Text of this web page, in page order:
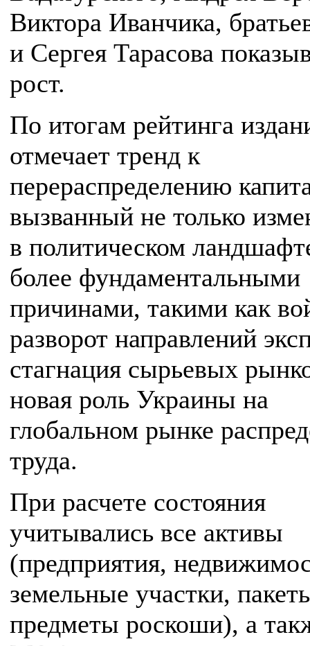
Виктора Иванчика,
и Сергея Тарасова
рост.
По итогам рейтинга
отмечает тренд к
перераспределению
вызванный не только
в политическом
более фундаментальными
причинами, такими как
разворот направлений
стагнация сырьевых
новая роль Украины на
глобальном рынке
труда.
При расчете состояния
учитывались все активы
(предприятия,
земельные участки,
предметы роскоши), а